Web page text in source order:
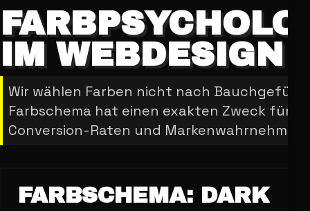
IM WEBDESIGN
Wir wählen Farben nicht nach Bauchgefühl.
Farbschema hat einen exakten Zweck für
Conversion-Raten und
FARBSCHEMA: DARK